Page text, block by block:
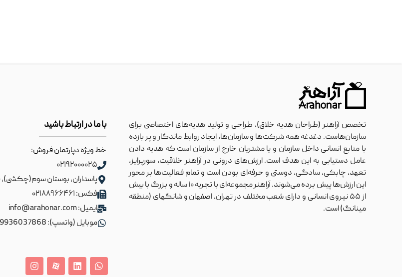
تخصص آراهنر (طراحان هدیه خلاق)، طراحی و تولید هدیه‌های اختصاصی برای
سازمان‌هاست. دغدغه همه شرکت‌ها و سازمان‌ها، ایجاد روابط ماندگار و پر بازده
با منابع انسانی داخل سازمان و یا مشتریان خارج از سازمان است که هدیه دادن
عامل دستیابی به این هدف است. ارزش‌های درونی در آراهنر خلاقیت، سورپرایز،
تعهد، چابکی، سادگی، دوستی و حرفه‌ای بودن است و تمام فعالیت‌ها بر محور
این ارزش‌ها پیش برده می‌شوند. آراهنر مجموعه‌ای با تجربه ۱۰ ساله و بزرگ با بیش
از ۵۵ نیروی انسانی و دارای شعب مختلف در تهران، اصفهان و شانگهای (منطقه
مینانگ) است.
با ما در ارتباط باشید
خط ویژه دپارتمان فروش:
۰۲۱۹۲۰۰۰۰۲۵
پاسداران، بوستان سوم(چکشی)،
فکس: ۰۲۱۸۸۹۶۶۴۶۱
ایمیل: info@arahonar.com
موبایل (واتسپ): 09936037868